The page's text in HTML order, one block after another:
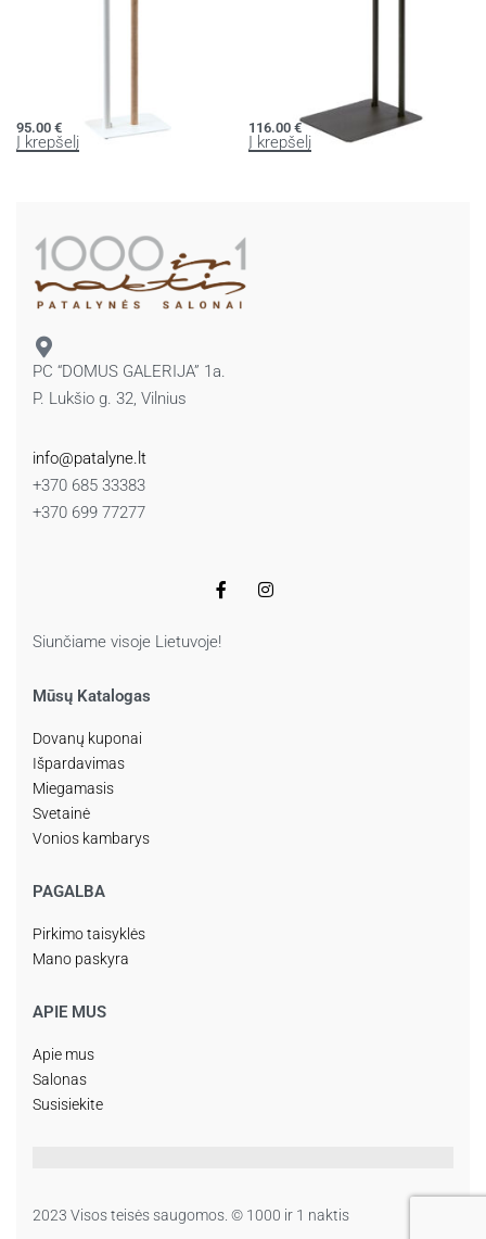
95.00 €
Į krepšelį
Rankšluosčio laikiklis OSCAR
116.00 €
Į krepšelį
PC “DOMUS GALERIJA” 1a.
P. Lukšio g. 32, Vilnius
info@patalyne.lt
+370 685 33383
+370 699 77277
Siunčiame visoje Lietuvoje!
Mūsų Katalogas
Dovanų kuponai
Išpardavimas
Miegamasis
Svetainė
Vonios kambarys
PAGALBA
Pirkimo taisyklės
Mano paskyra
APIE MUS
Apie mus
Salonas
Susisiekite
2023 Visos teisės saugomos. © 1000 ir 1 naktis